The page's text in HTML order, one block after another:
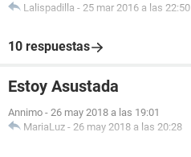
Lalispadilla - 25 mar 2016 a las 22:50
10 respuestas
Estoy Asustada
Annimo - 26 may 2018 a las 19:01
MariaLuz - 26 may 2018 a las 20:28